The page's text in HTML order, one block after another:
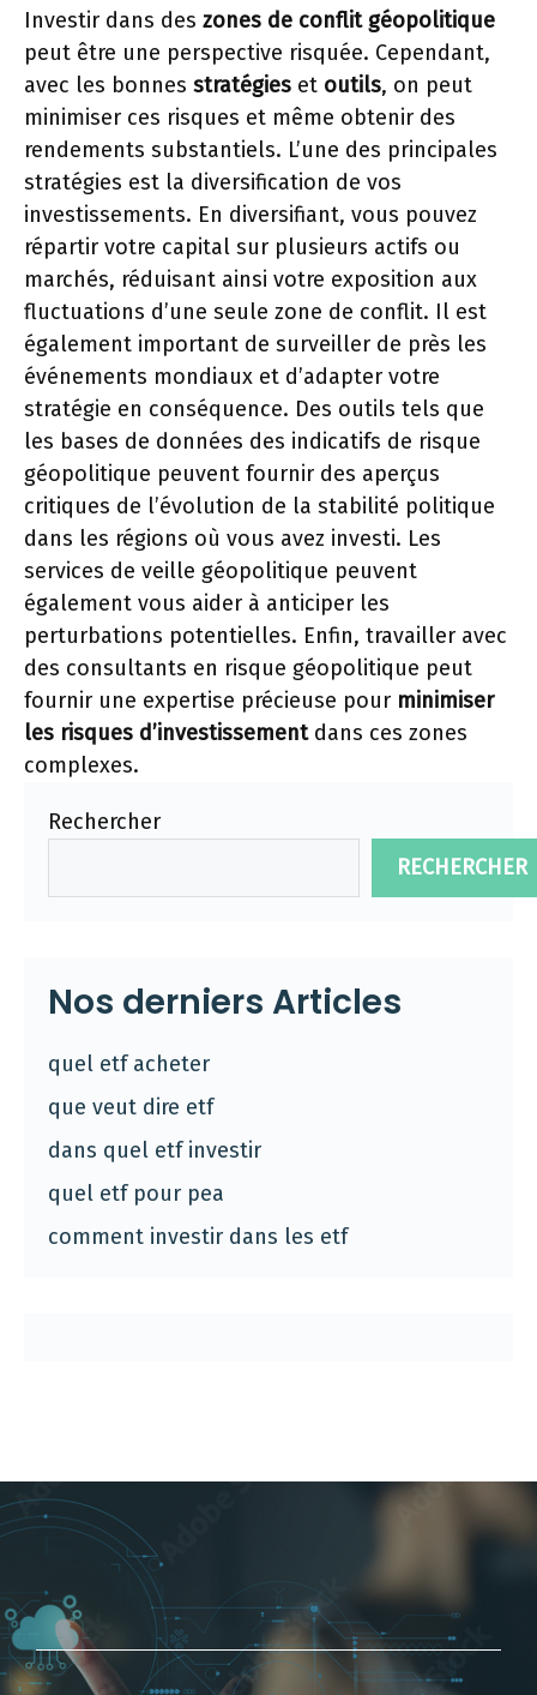
Investir dans des zones de conflit géopolitique
peut être une perspective risquée. Cependant,
avec les bonnes stratégies et outils, on peut
minimiser ces risques et même obtenir des
rendements substantiels. L’une des principales
stratégies est la diversification de vos
investissements. En diversifiant, vous pouvez
répartir votre capital sur plusieurs actifs ou
marchés, réduisant ainsi votre exposition aux
fluctuations d’une seule zone de conflit. Il est
également important de surveiller de près les
événements mondiaux et d’adapter votre
stratégie en conséquence. Des outils tels que
les bases de données des indicatifs de risque
géopolitique peuvent fournir des aperçus
critiques de l’évolution de la stabilité politique
dans les régions où vous avez investi. Les
services de veille géopolitique peuvent
également vous aider à anticiper les
perturbations potentielles. Enfin, travailler avec
des consultants en risque géopolitique peut
fournir une expertise précieuse pour minimiser
les risques d’investissementdans ces zones
complexes.
Rechercher
RECHERCHER
Nos derniers Articles
quel etf acheter
que veut dire etf
dans quel etf investir
quel etf pour pea
comment investir dans les etf